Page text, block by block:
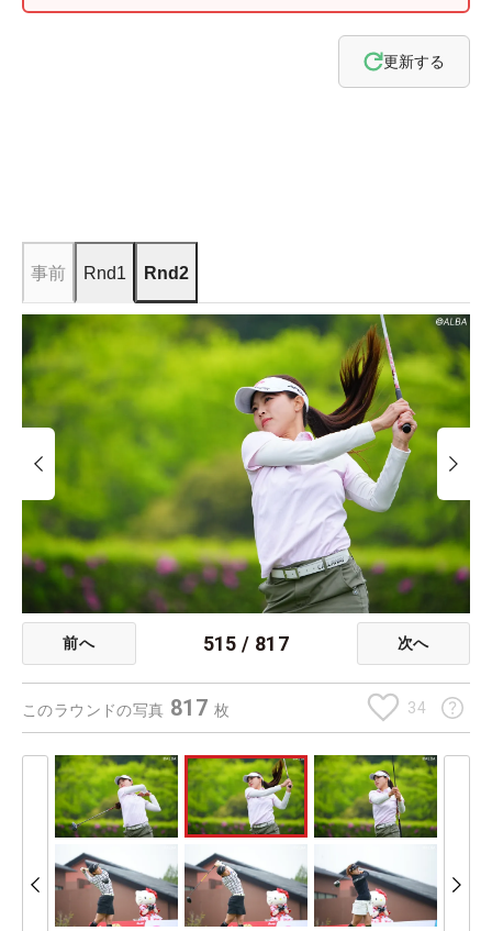
更新する
事前 Rnd1 Rnd2
前へ 515 / 817 次へ
このラウンドの写真 817 枚 34